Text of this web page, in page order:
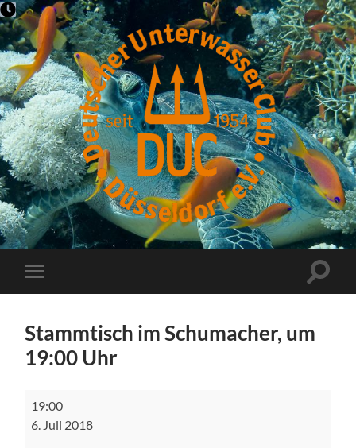
DUC-
Düsseldorf
Mobile-
Menü
Stammtisch im Schumacher, um
19:00 Uhr
im
Schumacher,
19:00
6. Juli 2018